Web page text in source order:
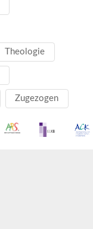
Theologie
Zugezogen